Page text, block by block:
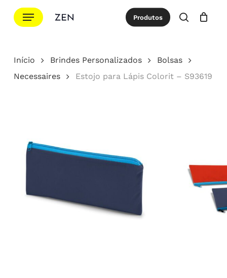
para
principal
Menu Produtos
procurar
Cotação Close
Início Brindes Personalizados
Bolsas
Necessaires
Estojo para Lápis Colorit – S93619